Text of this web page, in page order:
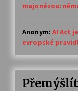
majonézou:
Anonym: AI Act
evropské